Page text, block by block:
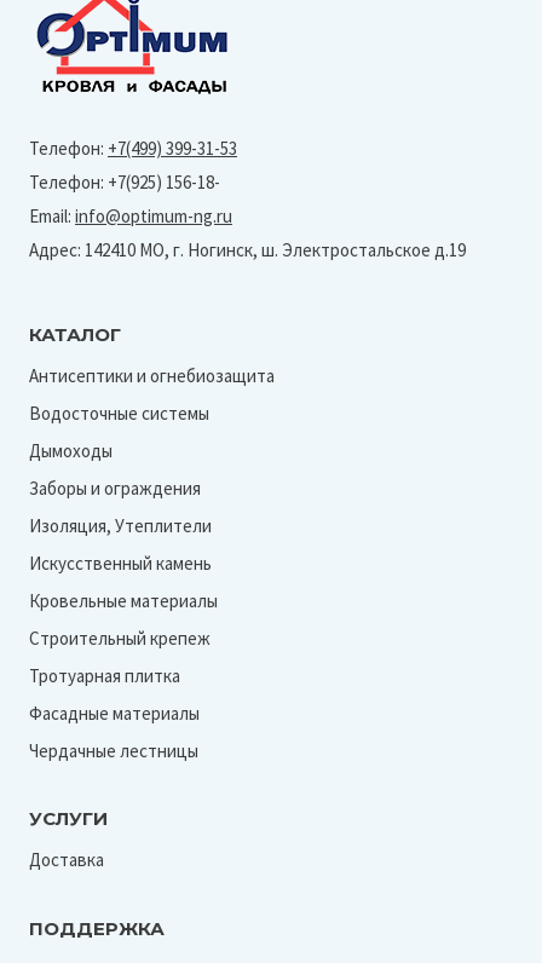
Телефон: +7(499) 399-31-53
Телефон: +7(925) 156-18-
Email: info@optimum-ng.ru
Адрес: 142410 МО, г. Ногинск, ш. Электростальское д.19
КАТАЛОГ
Антисептики и огнебиозащита
Водосточные системы
Дымоходы
Заборы и ограждения
Изоляция, Утеплители
Искусственный камень
Кровельные материалы
Строительный крепеж
Тротуарная плитка
Фасадные материалы
Чердачные лестницы
УСЛУГИ
Доставка
ПОДДЕРЖКА